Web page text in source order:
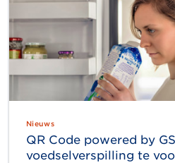
Nieuws
QR Code powered by
voedselverspilling te